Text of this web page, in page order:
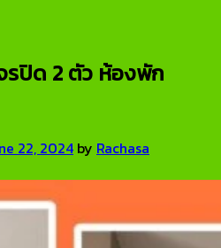
ปิด 2 ตัว ห้องพัก
22, 2024 by Rachasa